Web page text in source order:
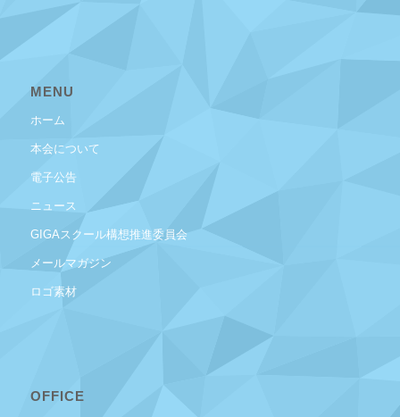
MENU
ホーム
本会について
電子公告
ニュース
GIGAスクール構想推進委員会
メールマガジン
ロゴ素材
OFFICE